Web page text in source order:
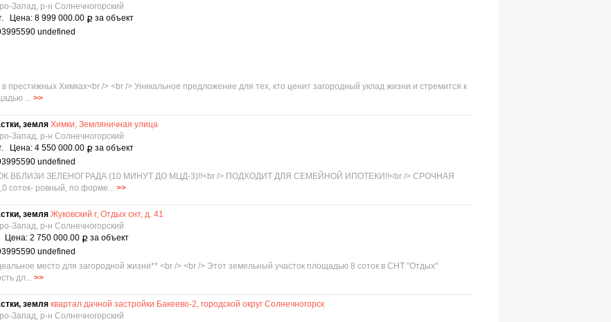
Запад, р-н Солнечногорский
Цена: 8 999 000.00 Р за объект
undefined
Химках<br /> <br /> Уникальное предложение для тех, кто ценит загородный уклад жизни и стремится к
... >>
земля Химки, Земляничная улица
Запад, р-н Солнечногорский
Цена: 4 550 000.00 Р за объект
undefined
ВБЛИЗИ ЗЕЛЕНОГРАДА (10 МИНУТ ДО МЦД-3)!!<br /> ПОДХОДИТ ДЛЯ СЕМЕЙНОЙ ИПОТЕКИ!!<br /> СРОЧНАЯ
соток- ровный, по форме... >>
земля Жуковский г, Отдых снт, д. 41
Запад, р-н Солнечногорский
2 750 000.00 Р за объект
undefined
место для загородной жизни** <br /> <br /> Этот земельный участок площадью 8 соток в СНТ "Отдых"
дл... >>
земля квартал дачной застройки Бакеево-2, городской округ Солнечногорск
Запад, р-н Солнечногорский